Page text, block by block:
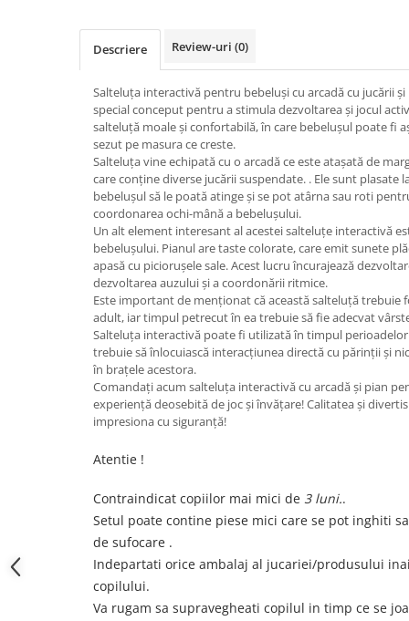
Tarcuri si corturi
Tarc joaca copii
Tarc joaca bebe
Tarc joaca cu bile
Descriere Review-uri (0)
Salteluța interactivă pentru bebeluși cu arcadă cu jucării
special conceput pentru a stimula dezvoltarea și jocul
salteluță moale și confortabilă, în care bebelușul poate fi
sezut pe masura ce creste.
Salteluța vine echipată cu o arcadă ce este atașată de
care conține diverse jucării suspendate. . Ele sunt
bebelușul să le poată atinge și se pot atârna sau roti
coordonarea ochi-mână a bebelușului.
Un alt element interesant al acestei salteluțe interactivă
bebelușului. Pianul are taste colorate, care emit sunete
apasă cu piciorușele sale. Acest lucru încurajează
dezvoltarea auzului și a coordonării ritmice.
Este important de menționat că această salteluță trebuie
adult, iar timpul petrecut în ea trebuie să fie adecvat
Salteluța interactivă poate fi utilizată în timpul perioadelor
trebuie să înlocuiască interacțiunea directă cu părinții și
în brațele acestora.
Comandați acum salteluța interactivă cu arcadă și pian
experiență deosebită de joc și învățare! Calitatea și
impresiona cu siguranță!
Atentie !
Contraindicat copiilor mai mici de 3 luni..
Setul poate contine piese mici care se pot inghiti
de sufocare .
Indepartati orice ambalaj al jucariei/produsului
copilului.
Va rugam sa supravegheati copilul in timp ce se